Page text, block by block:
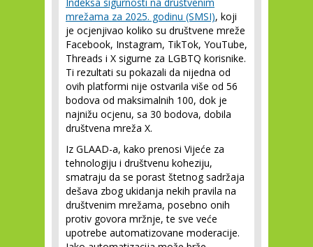
mrežama za 2025. godinu (SMSI), koji
je ocjenjivao koliko su društvene mreže
Facebook, Instagram, TikTok, YouTube,
Threads i X sigurne za LGBTQ korisnike.
Ti rezultati su pokazali da nijedna od
ovih platformi nije ostvarila više od 56
bodova od maksimalnih 100, dok je
najnižu ocjenu, sa 30 bodova, dobila
društvena mreža X.
Iz GLAAD-a, kako prenosi Vijeće za
tehnologiju i društvenu koheziju,
smatraju da se porast štetnog sadržaja
dešava zbog ukidanja nekih pravila na
društvenim mrežama, posebno onih
protiv govora mržnje, te sve veće
upotrebe automatizovane moderacije.